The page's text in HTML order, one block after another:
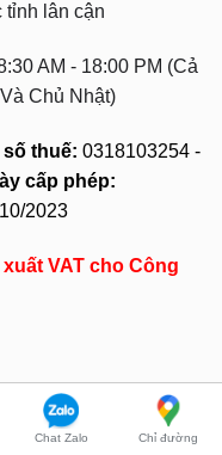
tỉnh lân cận
AM - 18:00 PM (Cả
Chủ Nhật)
số thuế: 0318103254 -
cấp phép:
2023
xuất VAT cho Công
LIÊN HỆ TƯ VẤN
Zalo 1:0949.60.3979
Chat Zalo Chỉ đường